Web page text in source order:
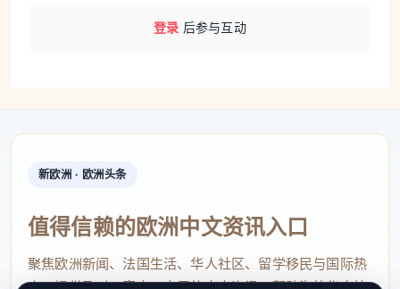
登录 后参与互动
新欧洲 · 欧洲头条
值得信赖的欧洲中文资讯入口
聚焦欧洲新闻、法国生活、华人社区、留学移民与国际热